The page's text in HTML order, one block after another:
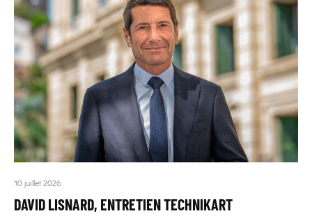
10 juillet 2026
DAVID LISNARD, ENTRETIEN TECHNIKART